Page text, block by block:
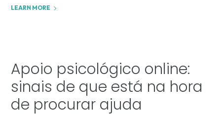
LEARN MORE
Apoio psicológico online:
sinais de que está na hora
de procurar ajuda